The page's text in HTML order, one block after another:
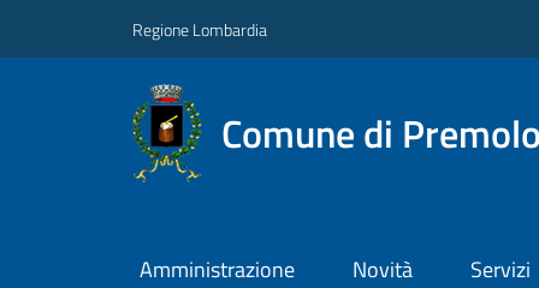
Regione Lombardia
Comune di Premolo
Amministrazione Novità Servizi